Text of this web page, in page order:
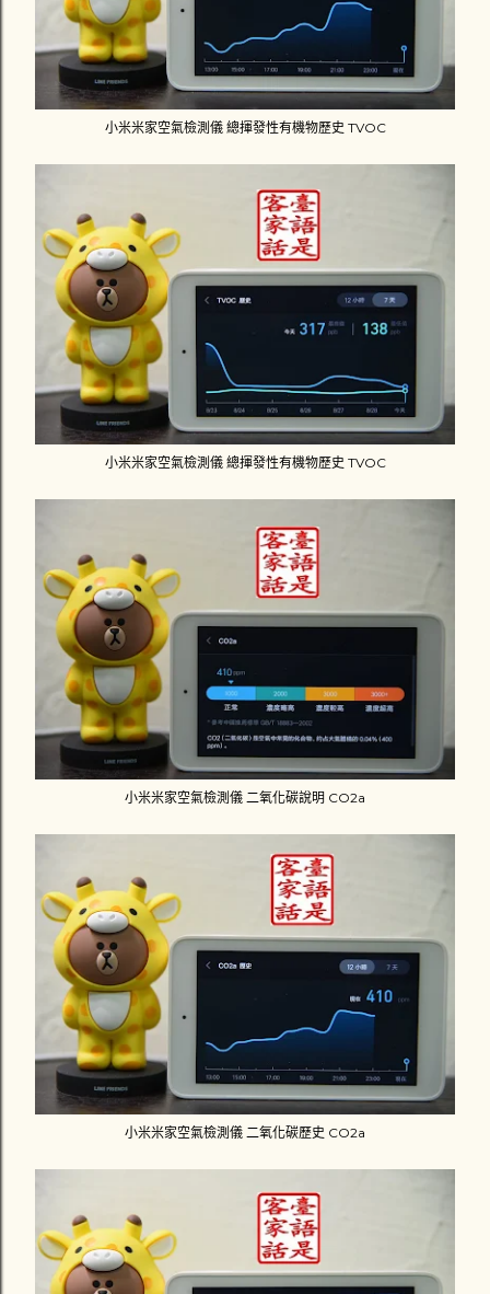
小米米家空氣檢測儀 總揮發性有機物歷史 TVOC
小米米家空氣檢測儀 總揮發性有機物歷史 TVOC
小米米家空氣檢測儀 二氧化碳說明 CO2a
小米米家空氣檢測儀 二氧化碳歷史 CO2a